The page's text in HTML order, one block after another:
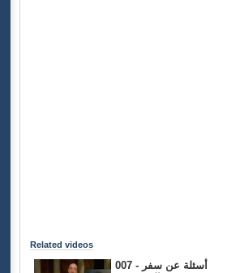
Related videos
007 - أسئلة عن سفر